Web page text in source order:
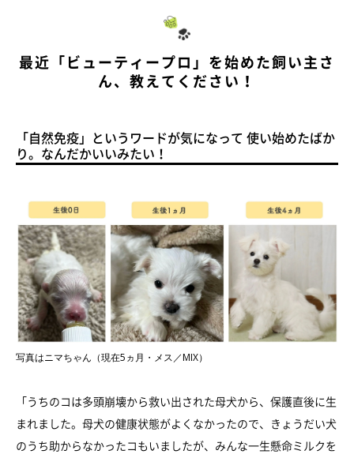
最近「ビューティープロ」を始めた飼い主さ
ん、教えてください！
「自然免疫」というワードが気になって 使い始めたばか
り。なんだかいいみたい！
写真はニマちゃん（現在5ヵ月・メス／MIX）
「うちのコは多頭崩壊から救い出された母犬から、保護直後に生
まれました。母犬の健康状態がよくなかったので、きょうだい犬
のうち助からなかったコもいましたが、みんな一生懸命ミルクを